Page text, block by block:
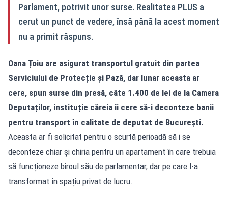
Parlament, potrivit unor surse. Realitatea PLUS a
cerut un punct de vedere, însă până la acest moment
nu a primit răspuns.
Oana Țoiu are asigurat transportul gratuit din partea
Serviciului de Protecție și Pază, dar lunar aceasta ar
cere, spun surse din presă, câte 1.400 de lei de la Camera
Deputaților, instituție căreia îi cere să-i deconteze banii
pentru transport în calitate de deputat de București.
Aceasta ar fi solicitat pentru o scurtă perioadă să i se
deconteze chiar și chiria pentru un apartament în care trebuia
să funcționeze biroul său de parlamentar, dar pe care l-a
transformat în spațiu privat de lucru.